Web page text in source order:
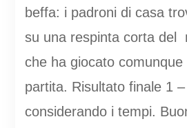
beffa: i padroni di casa
su una respinta corta del
che ha giocato comunque
partita. Risultato finale 1
considerando i tempi.